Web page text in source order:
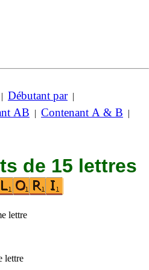
| Débutant par|
AB | Contenant A & B |
de 15 lettres
lettre
lettre